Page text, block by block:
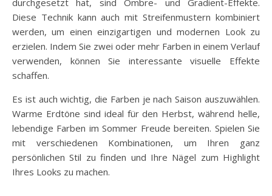
durchgesetzt hat, sind Ombre- und Gradient-Effekte.
Diese Technik kann auch mit Streifenmustern kombiniert
werden, um einen einzigartigen und modernen Look zu
erzielen. Indem Sie zwei oder mehr Farben in einem Verlauf
verwenden, können Sie interessante visuelle Effekte
schaffen.
Es ist auch wichtig, die Farben je nach Saison auszuwählen.
Warme Erdtöne sind ideal für den Herbst, während helle,
lebendige Farben im Sommer Freude bereiten. Spielen Sie
mit verschiedenen Kombinationen, um Ihren ganz
persönlichen Stil zu finden und Ihre Nägel zum Highlight
Ihres Looks zu machen.